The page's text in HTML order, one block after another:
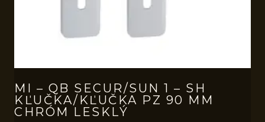
MI – QB SECUR/SUN 1 – SH
KĽUČKA/KĽUČKA PZ 90 MM
CHRÓM LESKLÝ